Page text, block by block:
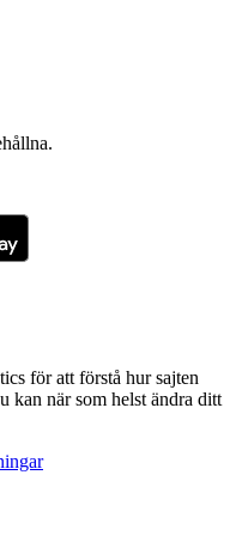
för att förstå hur sajten
kan när som helst ändra ditt